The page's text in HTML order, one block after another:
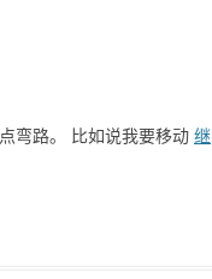
弯路。 比如说我要移动 继